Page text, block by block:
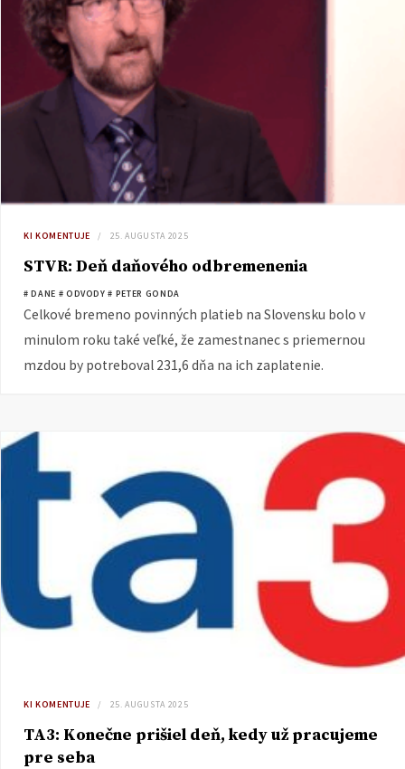
KI KOMENTUJE 25. AUGUSTA 2025
STVR: Deň daňového odbremenenia
# DANE # ODVODY # PETER GONDA
Celkové bremeno povinných platieb na Slovensku bolo v
minulom roku také veľké, že zamestnanec s priemernou
mzdou by potreboval 231,6 dňa na ich zaplatenie.
KI KOMENTUJE 25. AUGUSTA 2025
TA3: Konečne prišiel deň, kedy už pracujeme
pre seba